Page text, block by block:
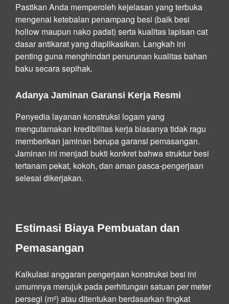
Pastikan Anda memperoleh kejelasan yang terbuka
mengenai ketebalan penampang besi (baik besi
hollow maupun nako padat) serta kualitas lapisan cat
dasar antikarat yang diaplikasikan. Langkah ini
penting guna menghindari penurunan kualitas bahan
baku secara sepihak.
Adanya Jaminan Garansi Kerja Resmi
Penyedia layanan konstruksi logam yang
mengutamakan kredibilitas kerja biasanya tidak ragu
memberikan jaminan berupa garansi pemasangan.
Jaminan ini menjadi bukti konkret bahwa struktur besi
tertanam pekat, kokoh, dan aman pasca-pengerjaan
selesai dikerjakan.
Estimasi Biaya Pembuatan dan
Pemasangan
Kalkulasi anggaran pengerjaan konstruksi besi ini
umumnya merujuk pada perhitungan satuan per meter
persegi (m²) atau ditentukan berdasarkan tingkat